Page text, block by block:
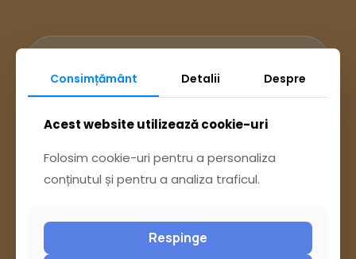
Ai întrebări? Accesează
Pagina Contact
sau trimite o sesizare pe Buzău City
Report
Consimțământ Detalii Despre
Acest website utilizează cookie-uri
Folosim cookie-uri pentru a personaliza
conținutul și pentru a analiza traficul.
Respinge